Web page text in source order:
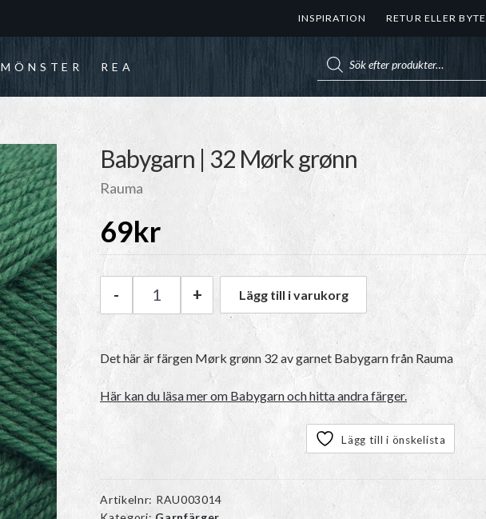
INSPIRATION RETUR ELLER BYTE
MÖNSTER REA
Babygarn | 32 Mørk grønn
Rauma
69kr
Rauma Babygarn | 32 Mørk grønn mängd
- + Lägg till i varukorg
Det här är färgen Mørk grønn 32 av garnet Babygarnfrån Rauma
Här kan du läsa mer om Babygarn och hitta andra färger.
Lägg till i önskelista
Artikelnr: RAU003014